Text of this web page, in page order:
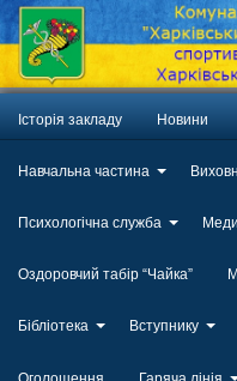
Історія закладу Новини
Навчальна частина
Психологічна служба
Оздоровчий табір “Чайка”
Бібліотека Вступнику